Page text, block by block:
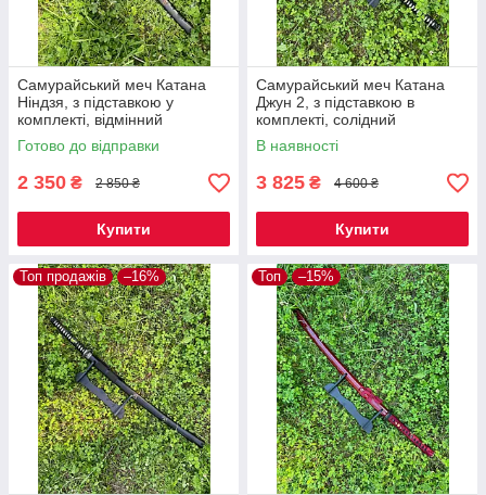
Самурайський меч Катана
Ніндзя, з підставкою у
комплекті, відмінний
подарунок чоловікові
Готово до відправки
2 350 ₴ 2 850 ₴
Купити
Самурайський меч Катана
Джун 2, з підставкою в
комплекті, солідний
подарунок чоловікові
В наявності
3 825 ₴ 4 600 ₴
Купити
Топ продажів –16% Топ –15%